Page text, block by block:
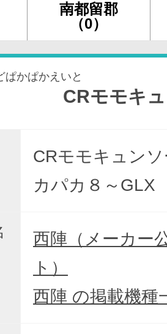
南都留郡
（0）
ぱかぱかえいと
CRモモキュンソ
CRモモキュン
カパカ８～GLX
西陣（メーカー
ト）
西陣 の掲載機種